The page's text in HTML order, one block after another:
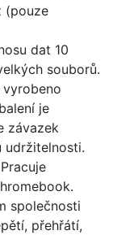
(pouze
dat 10
souborů.
je
závazek
udržitelnosti.
společnosti
přehřátí,